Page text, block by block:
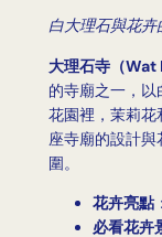
白大理石與花卉
大理石寺（
的寺廟之一，
花園裡，茉莉花
座寺廟的設計
圍。
花卉亮點
必看花卉